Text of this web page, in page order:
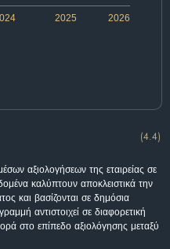
2026
2025
(4.4)
αξιολογήσεων της εταιρείας σε
καλύπτουν αποκλειστικά την
και βασίζονται σε δημόσια
αντιστοιχεί σε διαφορετική
στο επίπεδο αξιολόγησης μεταξύ